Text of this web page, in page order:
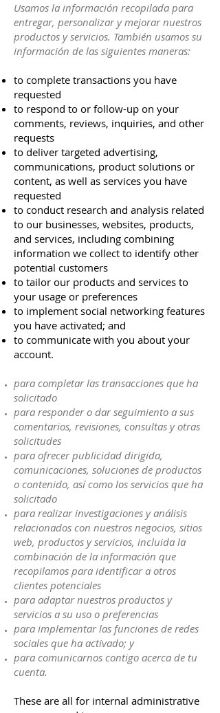
Usamos la información recopilada para
entregar, personalizar y mejorar nuestros
productos y servicios. También usamos su
información de las siguientes maneras:
to complete transactions you have
requested
to respond to or follow-up on your
comments, reviews, inquiries, and other
requests
to deliver targeted advertising,
communications, product solutions or
content, as well as services you have
requested
to conduct research and analysis related
to our businesses, websites, products,
and services, including combining
information we collect to identify other
potential customers
to tailor our products and services to
your usage or preferences
to implement social networking features
you have activated; and
to communicate with you about your
account.
para completar las transacciones que ha
solicitado
para responder o dar seguimiento a sus
comentarios, revisiones, consultas y otras
solicitudes
para ofrecer publicidad dirigida,
comunicaciones, soluciones de productos
o contenido, así como los servicios que ha
solicitado
para realizar investigaciones y análisis
relacionados con nuestros negocios, sitios
web, productos y servicios, incluida la
combinación de la información que
recopilamos para identificar a otros
clientes potenciales
para adaptar nuestros productos y
servicios a su uso o preferencias
para implementar las funciones de redes
sociales que ha activado; y
para comunicarnos contigo acerca de tu
cuenta.
These are all for internal administrative